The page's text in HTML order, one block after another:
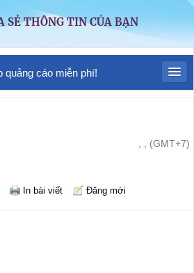
SẺ THÔNG TIN CỦA BẠN
cáo miễn phí!
, , (GMT+7)
In bài viết Đăng mới